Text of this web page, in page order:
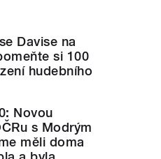
Davise na
si 100
hudebního
Novou
s Modrým
měli doma